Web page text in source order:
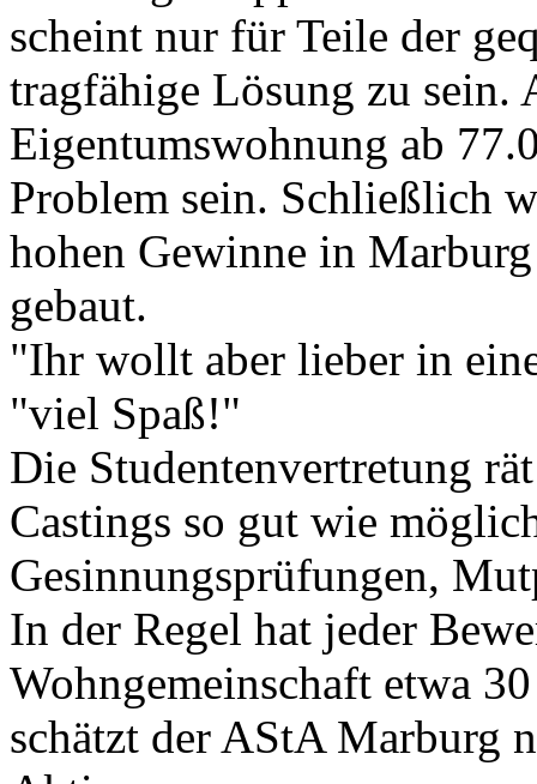
scheint nur für Teile der
tragfähige Lösung zu sein.
Eigentumswohnung ab
Problem sein. Schließlich
hohen Gewinne in
gebaut.
"Ihr wollt aber lieber in
"viel Spaß!"
Die Studentenvertretung
Castings so gut wie
Gesinnungsprüfungen,
In der Regel hat jeder
Wohngemeinschaft etwa
schätzt der AStA Marburg